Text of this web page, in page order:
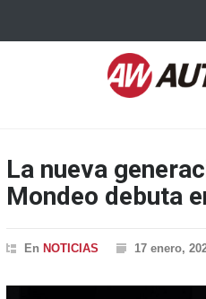
La nueva
Mondeo debuta
En NOTICIAS 17 enero,